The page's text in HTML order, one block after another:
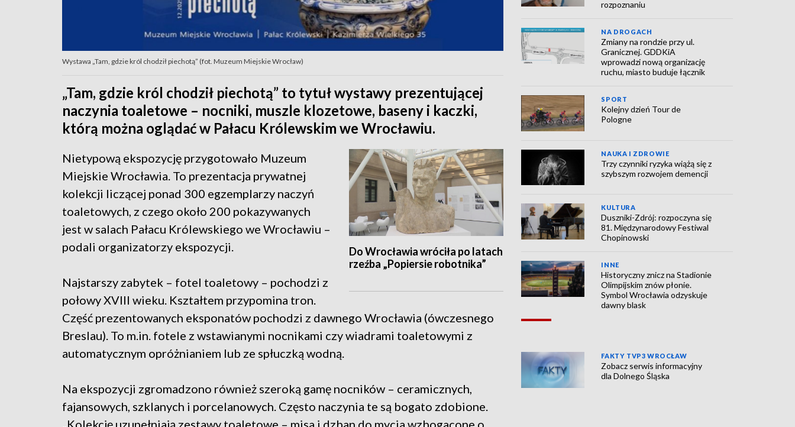
Wystawa „Tam, gdzie król chodził piechotą” (fot. Muzeum Miejskie Wrocław)
„Tam, gdzie król chodził piechotą” to tytuł wystawy prezentującej
naczynia toaletowe – nocniki, muszle klozetowe, baseny i kaczki,
którą można oglądać w Pałacu Królewskim we Wrocławiu.
Do Wrocławia wróciła po latach
rzeźba „Popiersie robotnika”
Nietypową ekspozycję przygotowało Muzeum
Miejskie Wrocławia. To prezentacja prywatnej
kolekcji liczącej ponad 300 egzemplarzy naczyń
toaletowych, z czego około 200 pokazywanych
jest w salach Pałacu Królewskiego we Wrocławiu –
podali organizatorzy ekspozycji.
Najstarszy zabytek – fotel toaletowy – pochodzi z
połowy XVIII wieku. Kształtem przypomina tron.
Część prezentowanych eksponatów pochodzi z dawnego Wrocławia (ówczesnego
Breslau). To m.in. fotele z wstawianymi nocnikami czy wiadrami toaletowymi z
automatycznym opróżnianiem lub ze spłuczką wodną.
Na ekspozycji zgromadzono również szeroką gamę nocników – ceramicznych,
fajansowych, szklanych i porcelanowych. Często naczynia te są bogato zdobione.
rozpoznaniu
NA DROGACH
Zmiany na rondzie przy ul.
Granicznej. GDDKiA
wprowadzi nową organizację
ruchu, miasto buduje łącznik
SPORT
Kolejny dzień Tour de
Pologne
NAUKA I ZDROWIE
Trzy czynniki ryzyka wiążą się z
szybszym rozwojem demencji
KULTURA
Duszniki-Zdrój: rozpoczyna się
81. Międzynarodowy Festiwal
Chopinowski
INNE
Historyczny znicz na Stadionie
Olimpijskim znów płonie.
Symbol Wrocławia odzyskuje
dawny blask
FAKTY TVP3 WROCŁAW
Zobacz serwis informacyjny
dla Dolnego Śląska